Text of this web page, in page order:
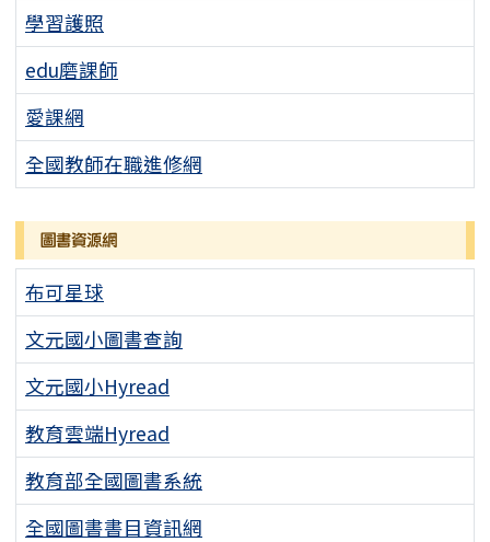
學習護照
edu磨課師
愛課網
全國教師在職進修網
圖書資源網
布可星球
文元國小圖書查詢
文元國小Hyread
教育雲端Hyread
教育部全國圖書系統
全國圖書書目資訊網